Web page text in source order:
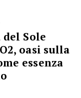
del Sole
oasi sulla
essenza